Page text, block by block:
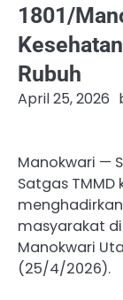
1801/
Rubuh
April 25, 2026
Manokwari —
Satgas TMMD
masyarakat di
Manokwari
(25/4/2026).